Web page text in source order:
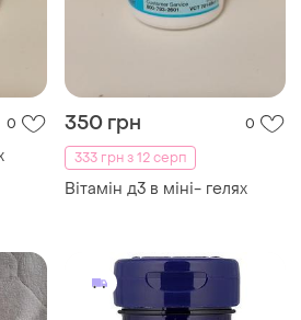
0 350 грн
0
333 грн з 12 серп
Вітамін д3 в міні- гелях